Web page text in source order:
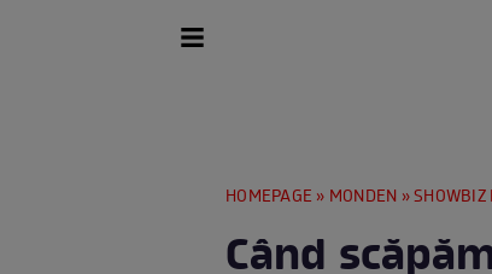
HOMEPAGE » MONDEN »SHOWBIZ
Când